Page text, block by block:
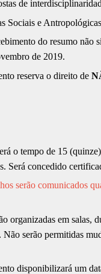
de
Sociais e
do resumo não
de 2019.
reserva o direito de
o tempo de 15
Será concedido
serão comunicados
organizadas em
Não serão permitidas
disponibilizará um